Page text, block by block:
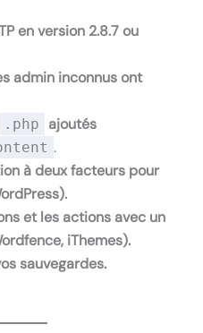
en version 2.8.7 ou
admin inconnus ont
.php
ajoutés
.
à deux facteurs pour
et les actions avec un
iThemes).
sauvegardes.